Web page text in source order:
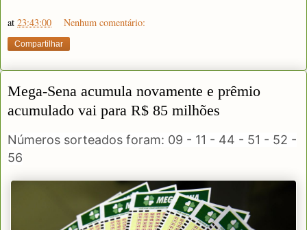
at 23:43:00 Nenhum comentário:
Compartilhar
Mega-Sena acumula novamente e prêmio
acumulado vai para R$ 85 milhões
Números sorteados foram: 09 - 11 - 44 - 51 - 52 -
56